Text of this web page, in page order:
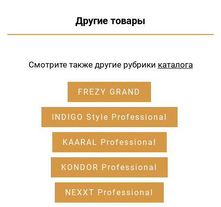
Другие товары
Смотрите также другие рубрики каталога
FREZY GRAND
INDIGO Style Professional
KAARAL Professional
KONDOR Professional
NEXXT Professional